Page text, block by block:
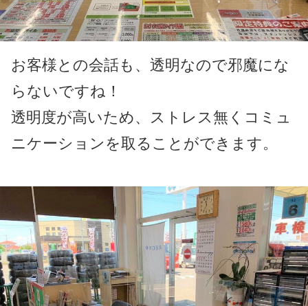
お客様との会話も、透明なので邪魔にな
らないですね！
透明度が高いため、ストレス無くコミュ
ニケーションを取ることができます。